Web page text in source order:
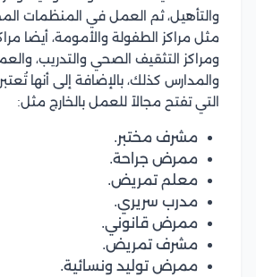
والتأهيل، ثم العمل في المنظمات
مثل مراكز الطفولة والأمومة، أيضا
ومراكز التثقيف الصحي والتدريب،
والمدارس كذلك، بالإضافة إلى أنها
التي تفتح مجالاً للعمل بالخارج مثل:
مشرف مختبر.
ممرض جراحة.
معلم تمريض.
مدرب سريري.
ممرض قانوني.
مشرف تمريض.
ممرض توليد ونسائية.